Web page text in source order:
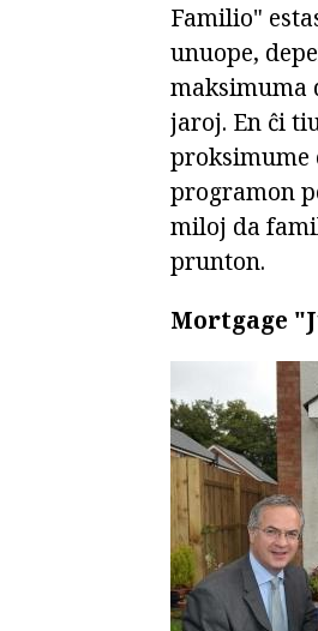
Familio"
unuope,
maksimuma
jaroj. En ĉi
proksimume
programon
miloj da
prunton.
Mortgage